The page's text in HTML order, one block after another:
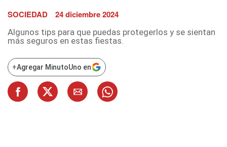
SOCIEDAD 24 diciembre 2024
Algunos tips para que puedas protegerlos y se sientan
más seguros en estas fiestas.
+Agregar MinutoUno en